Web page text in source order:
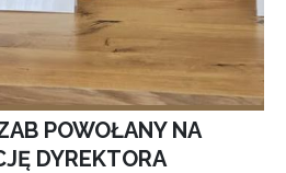
POWOŁANY NA
DYREKTORA